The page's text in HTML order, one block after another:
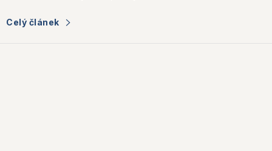
Celý článek